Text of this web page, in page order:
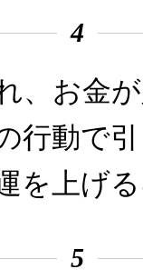
4
、お金
行動で
を上げ
5